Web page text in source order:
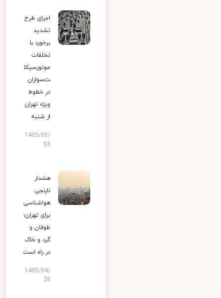
اجرای طرح
تشدید
برخورد با
تخلفات
موتورسیکل
ت‌سواران
در خطوط
ویژه تهران
از شنبه
1405/05/
03
هشدار
نارنجی
هواشناسی
برای تهران؛
طوفان و
گرد و خاک
در راه است
1405/04/
28